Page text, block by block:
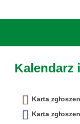
Kalendarz
Karta
Karta